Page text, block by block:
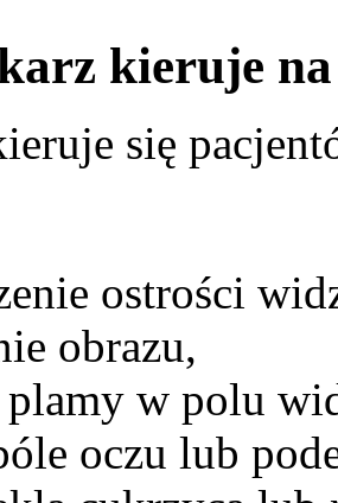
kieruje
się
ostrości
obrazu,
plamy w polu
oczu lub